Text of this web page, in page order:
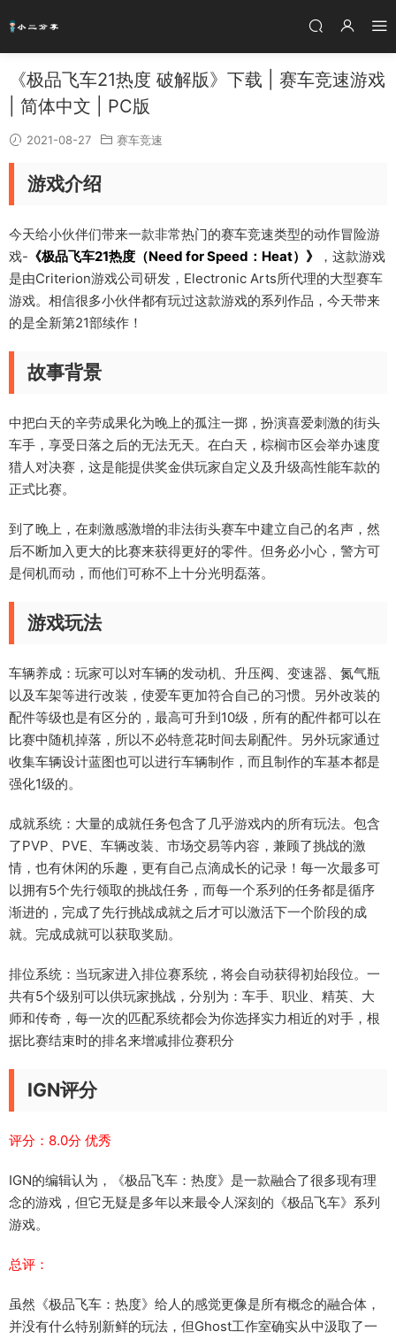
《极品飞车21热度 破解版》下载 | 赛车竞速游戏
| 简体中文 | PC版
2021-08-27 赛车竞速
游戏介绍
今天给小伙伴们带来一款非常热门的赛车竞速类型的动作冒险游
戏- 《极品飞车21热度（Need for Speed：Heat）》
，这款游戏
是由Criterion游戏公司研发，Electronic Arts所代理的大型赛车
游戏。相信很多小伙伴都有玩过这款游戏的系列作品，今天带来
的是全新第21部续作！
故事背景
中把白天的辛劳成果化为晚上的孤注一掷，扮演喜爱刺激的街头
车手，享受日落之后的无法无天。在白天，棕榈市区会举办速度
猎人对决赛，这是能提供奖金供玩家自定义及升级高性能车款的
正式比赛。
到了晚上，在刺激感激增的非法街头赛车中建立自己的名声，然
后不断加入更大的比赛来获得更好的零件。但务必小心，警方可
是伺机而动，而他们可称不上十分光明磊落。
游戏玩法
车辆养成：玩家可以对车辆的发动机、升压阀、变速器、氮气瓶
以及车架等进行改装，使爱车更加符合自己的习惯。另外改装的
配件等级也是有区分的，最高可升到10级，所有的配件都可以在
比赛中随机掉落，所以不必特意花时间去刷配件。另外玩家通过
收集车辆设计蓝图也可以进行车辆制作，而且制作的车基本都是
强化1级的。
成就系统：大量的成就任务包含了几乎游戏内的所有玩法。包含
了PVP、PVE、车辆改装、市场交易等内容，兼顾了挑战的激
情，也有休闲的乐趣，更有自己点滴成长的记录！每一次最多可
以拥有5个先行领取的挑战任务，而每一个系列的任务都是循序
渐进的，完成了先行挑战成就之后才可以激活下一个阶段的成
就。完成成就可以获取奖励。
排位系统：当玩家进入排位赛系统，将会自动获得初始段位。一
共有5个级别可以供玩家挑战，分别为：车手、职业、精英、大
师和传奇，每一次的匹配系统都会为你选择实力相近的对手，根
据比赛结束时的排名来增减排位赛积分
IGN评分
评分：8.0分 优秀
IGN的编辑认为，《极品飞车：热度》是一款融合了很多现有理
念的游戏，但它无疑是多年以来最令人深刻的《极品飞车》系列
游戏。
总评：
虽然《极品飞车：热度》给人的感觉更像是所有概念的融合体，
并没有什么特别新鲜的玩法，但Ghost工作室确实从中汲取了一